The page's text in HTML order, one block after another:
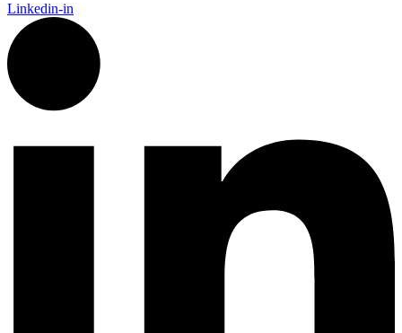
Linkedin-in